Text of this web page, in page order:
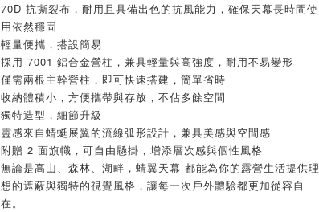
70D 抗撕裂布，耐用且具備出色的抗風能力，確保天幕長時間使
用依然穩固
輕量便攜，搭設簡易
採用 7001 鋁合金營柱，兼具輕量與高強度，耐用不易變形
僅需兩根主幹營柱，即可快速搭建，簡單省時
收納體積小，方便攜帶與存放，不佔多餘空間
獨特造型，細節升級
靈感來自蜻蜓展翼的流線弧形設計，兼具美感與空間感
附贈 2 面旗幟，可自由懸掛，增添層次感與個性風格
無論是高山、森林、湖畔，蜻翼天幕 都能為你的露營生活提供理
想的遮蔽與獨特的視覺風格，讓每一次戶外體驗都更加從容自
在。